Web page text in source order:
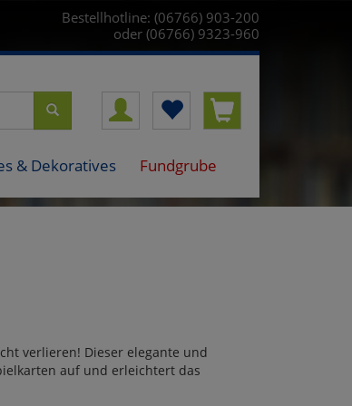
Bestellhotline: (06766) 903-200
oder (06766) 9323-960
& Dekoratives Fundgrube
verlieren! Dieser elegante und
auf und erleichtert das